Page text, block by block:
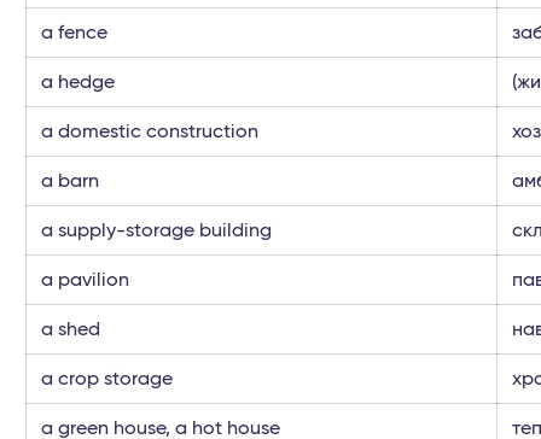
a fence
a hedge
a domestic construction
a barn
a supply-storage building
a pavilion
a shed
a crop storage
a green house, a hot house